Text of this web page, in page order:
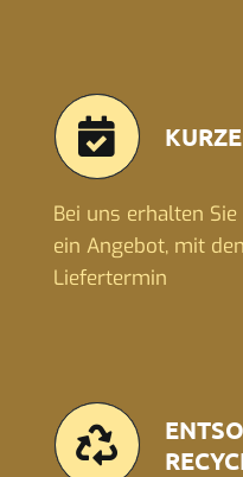
Bei uns erhalten
ein Angebot, mit
Liefertermin